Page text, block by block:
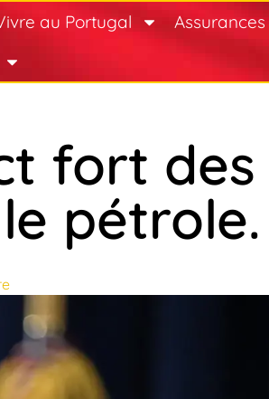
au Portugal
Assurances
fort des
pétrole.